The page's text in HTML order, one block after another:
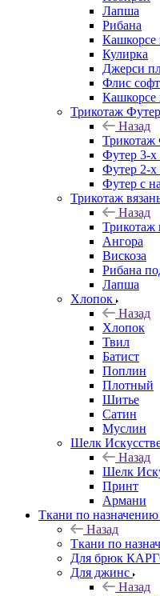
Лапша
Рибана
Кашкорсе
Кулирка
Джерси
Флис софт
Кашкорсе
Трикотаж Футер
Назад
Трикотаж
Футер 3-х
Футер 2-х
Футер с
Трикотаж
Назад
Трикотаж
Ангора
Вискоза
Рибана
Лапша
Хлопок
Назад
Хлопок
Твил
Батист
Поплин
Плотный
Шитье
Сатин
Муслин
Шелк
Назад
Шелк
Принт
Армани
Ткани по назначению
Назад
Ткани по
Для брюк
Для джинс
Назад